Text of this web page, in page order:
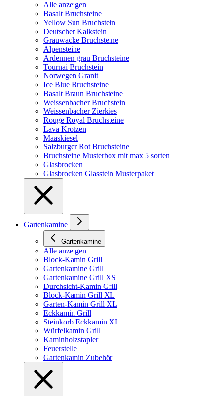
Alle anzeigen
Basalt Bruchsteine
Yellow Sun Bruchstein
Deutscher Kalkstein
Grauwacke Bruchsteine
Alpensteine
Ardennen grau Bruchsteine
Tournai Bruchstein
Norwegen Granit
Ice Blue Bruchsteine
Basalt Braun Bruchsteine
Weissenbacher Bruchstein
Weissenbacher Zierkies
Rouge Royal Bruchsteine
Lava Krotzen
Maaskiesel
Salzburger Rot Bruchsteine
Bruchsteine Musterbox mit max 5 sorten
Glasbrocken
Glasbrocken Glasstein Musterpaket
Gartenkamine
Gartenkamine
Alle anzeigen
Block-Kamin Grill
Gartenkamine Grill
Gartenkamine Grill XS
Durchsicht-Kamin Grill
Block-Kamin Grill XL
Garten-Kamin Grill XL
Eckkamin Grill
Steinkorb Eckkamin XL
Würfelkamin Grill
Kaminholzstapler
Feuerstelle
Gartenkamin Zubehör